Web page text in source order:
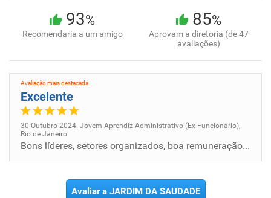
93%
Recomendaria a um amigo
85%
Aprovam a diretoria (de 47
avaliações)
Avaliação mais destacada
Excelente
30 Outubro 2024. Jovem Aprendiz Administrativo (Ex-Funcionário),
Rio de Janeiro
Bons líderes, setores organizados, boa remuneração e bons benefícios.
Avaliar a JARDIM DA SAUDADE